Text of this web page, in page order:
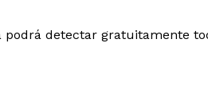
detectar gratuitamente